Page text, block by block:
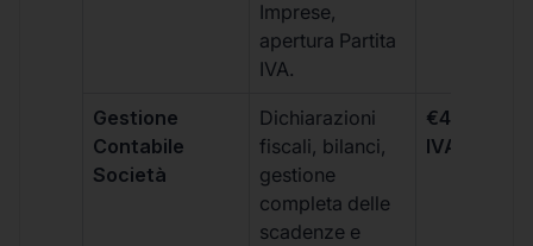
Imprese,
apertura Partita
IVA.
Gestione
Contabile
Società
Dichiarazioni
fiscali, bilanci,
gestione
completa delle
scadenze e
€499 +
IVA/